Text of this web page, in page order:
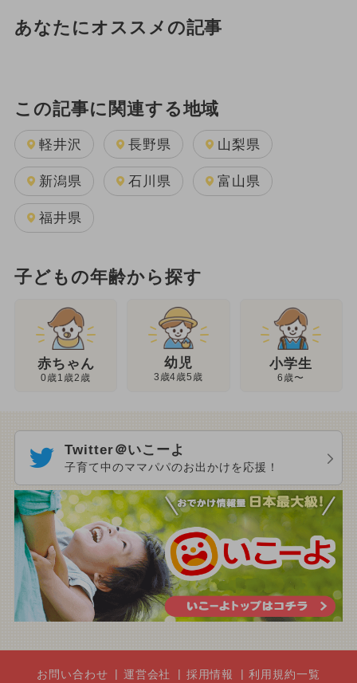
あなたにオススメの記事
この記事に関連する地域
軽井沢 長野県 山梨県
新潟県 石川県 富山県
福井県
子どもの年齢から探す
赤ちゃん
0歳1歳2歳
幼児
3歳4歳5歳
小学生
6歳〜
Twitter＠いこーよ
子育て中のママパパのお出かけを応援！
お問い合わせ 運営会社 採用情報 利用規約一覧